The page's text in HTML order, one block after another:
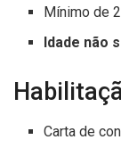
Mínimo de
Idade não
Carta de